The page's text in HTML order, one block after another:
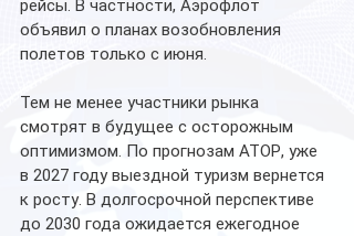
рейсы. В частности, Аэрофлот
объявил о планах возобновления
полетов только с июня.
Тем не менее участники рынка
смотрят в будущее с осторожным
оптимизмом. По прогнозам АТОР, уже
в 2027 году выездной туризм вернется
к росту. В долгосрочной перспективе
до 2030 года ожидается ежегодное